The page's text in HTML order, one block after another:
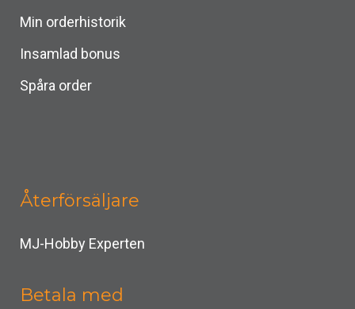
Min orderhistorik
Insamlad bonus
Spåra order
Återförsäljare
MJ-Hobby Experten
Betala med